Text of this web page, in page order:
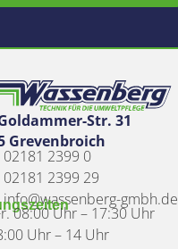
Str. 31
Grevenbroich
02181 2399 0
02181 2399 29
info@wassenberg-gmbh.de
08:00 Uhr – 17:30 Uhr
Uhr – 14 Uhr